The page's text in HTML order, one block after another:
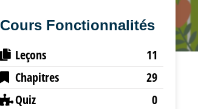
Cours Fonctionnalités
Leçons
11
Chapitres
29
Quiz
0